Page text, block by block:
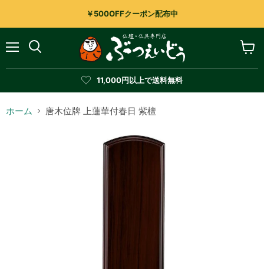
￥500OFFクーポン配布中
索
11,000円以上で送料無料
ー
見
ホーム 唐木位牌 上蓮華付春日 紫檀